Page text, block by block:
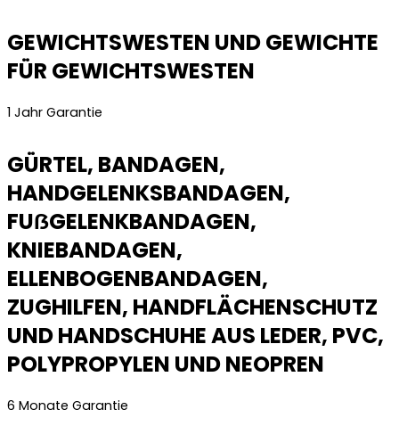
GEWICHTSWESTEN UND GEWICHTE
FÜR GEWICHTSWESTEN
1 Jahr Garantie
GÜRTEL, BANDAGEN,
HANDGELENKSBANDAGEN,
FUẞGELENKBANDAGEN,
KNIEBANDAGEN,
ELLENBOGENBANDAGEN,
ZUGHILFEN, HANDFLÄCHENSCHUTZ
UND HANDSCHUHE AUS LEDER, PVC,
POLYPROPYLEN UND NEOPREN
6 Monate Garantie